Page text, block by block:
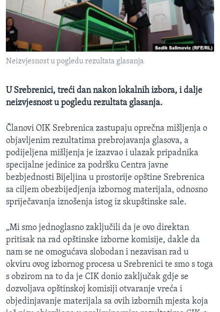
MAGAZIN
O GLASU AMERIKE
Learning English
Jezici
Neizvjesnost u pogledu rezultata glasanja
U Srebrenici, treći dan nakon lokalnih izbora, i dalje
neizvjesnost u pogledu rezultata glasanja.
Članovi OIK Srebrenica zastupaju oprečna mišljenja o
objavljenim rezultatima prebrojavanja glasova, a
podijeljena mišljenja je izazvao i ulazak pripadnika
specijalne jedinice za podršku Centra javne
bezbjednosti Bijeljina u prostorije opštine Srebrenica
sa ciljem obezbijedjenja izbornog materijala, odnosno
spriječavanja iznošenja istog iz skupštinske sale.
„Mi smo jednoglasno zaključili da je ovo direktan
pritisak na rad opštinske izborne komisije, dakle da
nam se ne omogućava slobodan i nezavisan rad u
okviru ovog izbornog procesa u Srebrenici te smo s toga
s obzirom na to da je CIK donio zaključak gdje se
dozvoljava opštinskoj komisiji otvaranje vreća i
objedinjavanje materijala sa ovih izbornih mjesta koja